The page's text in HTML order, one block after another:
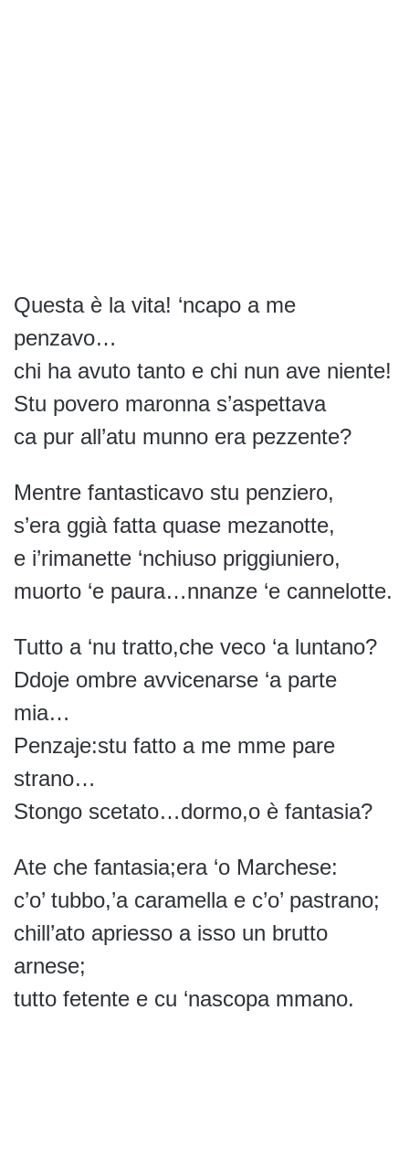
Questa è la vita! ‘ncapo a me
penzavo…
chi ha avuto tanto e chi nun ave niente!
Stu povero maronna s’aspettava
ca pur all’atu munno era pezzente?
Mentre fantasticavo stu penziero,
s’era ggià fatta quase mezanotte,
e i’rimanette ‘nchiuso priggiuniero,
muorto ‘e paura…nnanze ‘e cannelotte.
Tutto a ‘nu tratto,che veco ‘a luntano?
Ddoje ombre avvicenarse ‘a parte
mia…
Penzaje:stu fatto a me mme pare
strano…
Stongo scetato…dormo,o è fantasia?
Ate che fantasia;era ‘o Marchese:
c’o’ tubbo,’a caramella e c’o’ pastrano;
chill’ato apriesso a isso un brutto
arnese;
tutto fetente e cu ‘nascopa mmano.